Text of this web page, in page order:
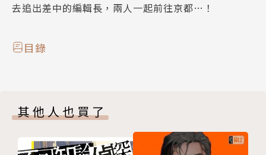
去追出差中的編輯長，兩人一起前往京都…！
目錄
其他人也買了